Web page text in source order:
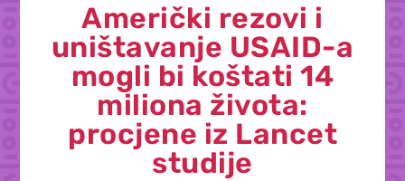
Američki rezovi i
uništavanje USAID-a
mogli bi koštati 14
miliona života:
procjene iz Lancet
studije